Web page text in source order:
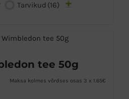
Tarvikud (16)
tee 50g
Maksa kolmes võrdses osas 3 x 1.65€